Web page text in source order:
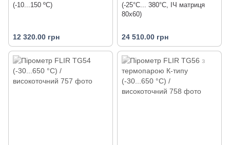
(-10...150 ºС)
12 320.00 грн
(-25°C... 380°C, ІЧ матриця
80x60)
24 510.00 грн